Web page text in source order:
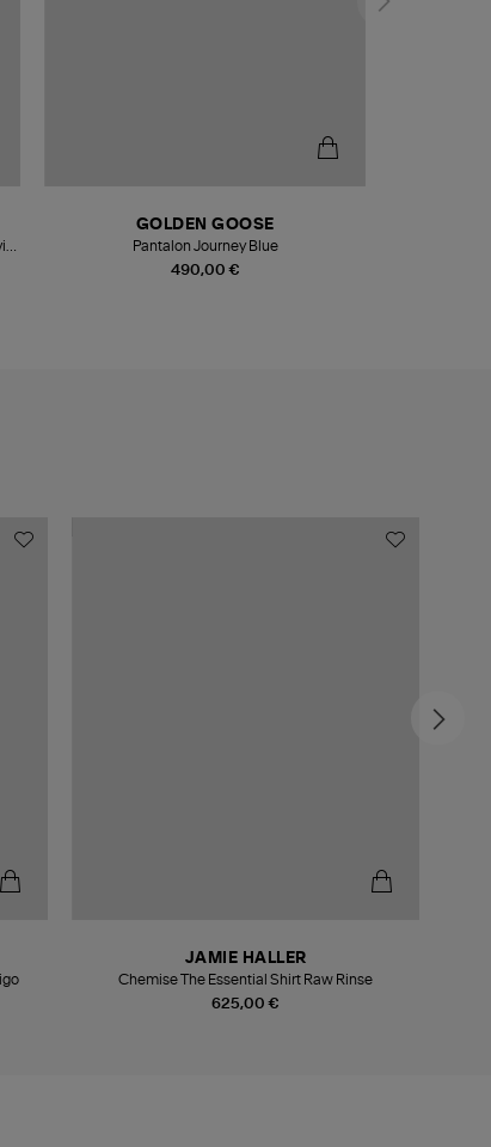
490,00 €
GOLDEN GOOSE
Pantalon Journey Blue
625,00 €
JAMIE HALLER
Chemise The Essential Shirt Raw Rinse